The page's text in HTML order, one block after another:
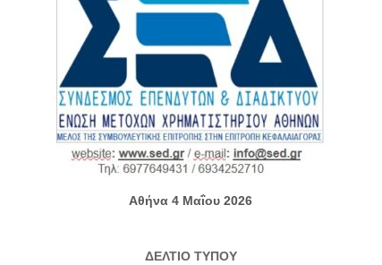
Αθήνα 4 Μαΐου 2026
ΔΕΛΤΙΟ ΤΥΠΟΥ